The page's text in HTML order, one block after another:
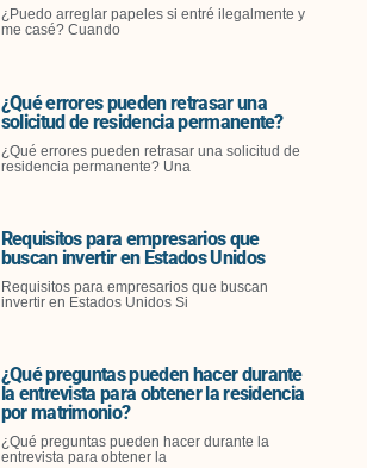
¿Puedo arreglar papeles si entré ilegalmente y
me casé? Cuando
¿Qué errores pueden retrasar una
solicitud de residencia permanente?
¿Qué errores pueden retrasar una solicitud de
residencia permanente? Una
Requisitos para empresarios que
buscan invertir en Estados Unidos
Requisitos para empresarios que buscan
invertir en Estados Unidos Si
¿Qué preguntas pueden hacer durante
la entrevista para obtener la residencia
por matrimonio?
¿Qué preguntas pueden hacer durante la
entrevista para obtener la